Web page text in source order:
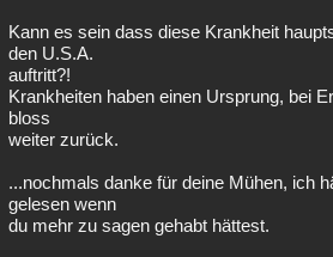
Kann es sein dass diese Krankheit
den U.S.A.
auftritt?!
Krankheiten haben einen Ursprung, bei
bloss
weiter zurück.
...nochmals danke für deine Mühen, ich
gelesen wenn
du mehr zu sagen gehabt hättest.